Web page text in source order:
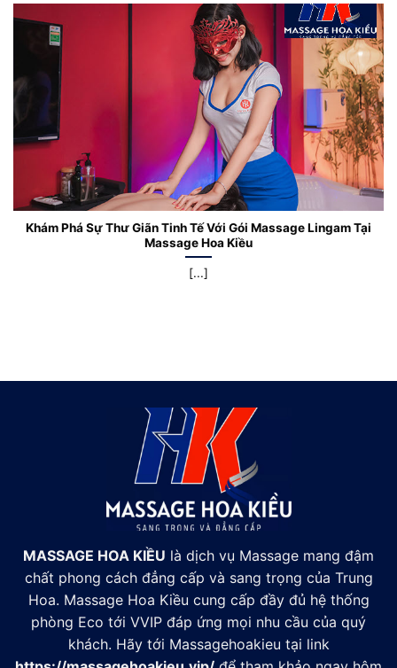
Khám Phá Sự Thư Giãn Tinh Tế Với Gói Massage Lingam Tại
Massage Hoa Kiều
[...]
MASSAGE HOA KIỀU là dịch vụ Massage mang đậm
chất phong cách đẳng cấp và sang trọng của Trung
Hoa. Massage Hoa Kiều cung cấp đầy đủ hệ thống
phòng Eco tới VVIP đáp ứng mọi nhu cầu của quý
khách. Hãy tới Massagehoakieu tại link